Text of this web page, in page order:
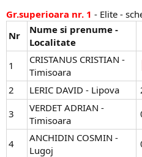
Gr.superioara nr. 1 - Elite -
Nr
Nume si prenume -
Localitate
1
CRISTANUS CRISTIAN -
Timisoara
2
LERIC DAVID - Lipova
3
VERDET ADRIAN -
Timisoara
4
ANCHIDIN COSMIN -
Lugoj